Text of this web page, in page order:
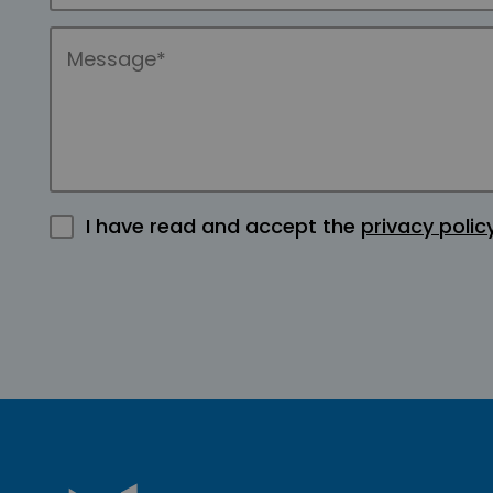
I have read and accept the privacy